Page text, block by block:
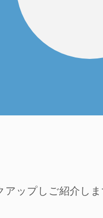
ップしご紹介し